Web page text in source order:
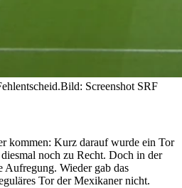
Bild: Screenshot SRF
kommen: Kurz darauf wurde ein Tor
noch zu Recht. Doch in der
Aufregung. Wieder gab das
Tor der Mexikaner nicht.